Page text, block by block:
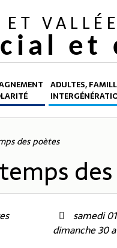
ET
et
ADULTES,
des poètes
samedi
dimanche 30